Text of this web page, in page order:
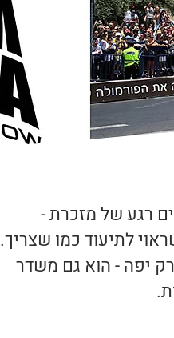
רגע של מזכרת -
לתיעוד כמו שצריך.
יפה - הוא גם משדר